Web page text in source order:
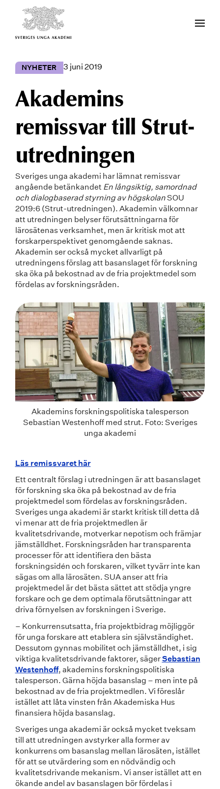
NYHETER 3 juni 2019
Akademins
remissvar till Strut-
utredningen
Sveriges unga akademi har lämnat remissvar
angående betänkandet En långsiktig, samordnad
och dialogbaserad styrning av högskolanSOU
2019:6 (Strut-utredningen). Akademin välkomnar
att utredningen belyser förutsättningarna för
lärosätenas verksamhet, men är kritisk mot att
forskarperspektivet genomgående saknas.
Akademin ser också mycket allvarligt på
utredningens förslag att basanslaget för forskning
ska öka på bekostnad av de fria projektmedel som
fördelas av forskningsråden.
Akademins forskningspolitiska talesperson
Sebastian Westenhoff med strut. Foto: Sveriges
unga akademi
Läs remissvaret här
Ett centralt förslag i utredningen är att basanslaget
för forskning ska öka på bekostnad av de fria
projektmedel som fördelas av forskningsråden.
Sveriges unga akademi är starkt kritisk till detta då
vi menar att de fria projektmedlen är
kvalitetsdrivande, motverkar nepotism och främjar
jämställdhet. Forskningsråden har transparenta
processer för att identifiera den bästa
forskningsidén och forskaren, vilket tyvärr inte kan
sägas om alla lärosäten. SUA anser att fria
projektmedel är det bästa sättet att stödja yngre
forskare och ge dem optimala förutsättningar att
driva förnyelsen av forskningen i Sverige.
– Konkurrensutsatta, fria projektbidrag möjliggör
för unga forskare att etablera sin självständighet.
Dessutom gynnas mobilitet och jämställdhet, i sig
viktiga kvalitetsdrivande faktorer, sägerSebastian
Westenhoff, akademins forskningspolitiska
talesperson. Gärna höjda basanslag – men inte på
bekostnad av de fria projektmedlen. Vi föreslår
istället att låta vinsten från Akademiska Hus
finansiera höjda basanslag.
Sveriges unga akademi är också mycket tveksam
till att utredningen avstyrker alla former av
konkurrens om basanslag mellan lärosäten, istället
för att se utvärdering som en nödvändig och
kvalitetsdrivande mekanism. Vi anser istället att en
ökande andel av basanslagen bör fördelas i